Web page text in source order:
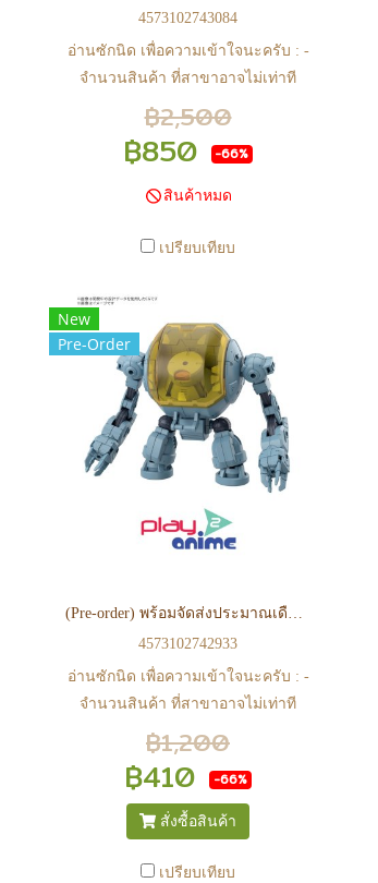
4573102743084
อ่านซักนิด เพื่อความเข้าใจนะครับ : -
จำนวนสินค้า ที่สาขาอาจไม่เท่าที
หน้า web ในบางเวลา เนื่องจากสินค้า
มีการเคลือนไหวตลอดเวลา หาก
สนใจซื้อที่สาขา สามารถ ตรวจสอบ
ได้ที่ 0815502600 หรือ
หรือ Line Official Account
และแจ้งชำระเงินก่อน 22.00 น.
สินค้าจะถูกจัดส่งในวันรุ่งขึ้น (ยกเว้น
วันเสาร์ วันอาทิตย์ และวันหยุดนักขัต
ฤกษ์ หรือ ในกรณีสินค้าอยู่ที่สาขา
ต้องโอนกลับส่วนกลางเพื่อจัดส่ง) -
หากท่านทำรายการสั่งซื้อสำเร็จ
รบกวนรอ email จากทางร้าน เพื่อ
ยืนยันการมีสินค้า ก่อนการโอนเงิน
฿2,500
฿850 -66%
สินค้าหมด
เปรียบเทียบ
New
Pre-Order
(Pre-order) พร้อมจัดส่งประมาณเดือน 09 ปี 2026 30MM 1/144 Extended Armament Vehicle （MARINE EXPLORATION MECHA Ver.）
4573102742933
อ่านซักนิด เพื่อความเข้าใจนะครับ : -
จำนวนสินค้า ที่สาขาอาจไม่เท่าที
หน้า web ในบางเวลา เนื่องจากสินค้า
มีการเคลือนไหวตลอดเวลา หาก
สนใจซื้อที่สาขา สามารถ ตรวจสอบ
ได้ที่ 0815502600 หรือ
https://www.facebook.com/play2anime
หรือ Line Official Account
฿1,200
฿410 -66%
สั่งซื้อสินค้า
เปรียบเทียบ